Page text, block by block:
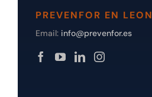
PREVENFOR EN LEON
Email: info@prevenfor.es